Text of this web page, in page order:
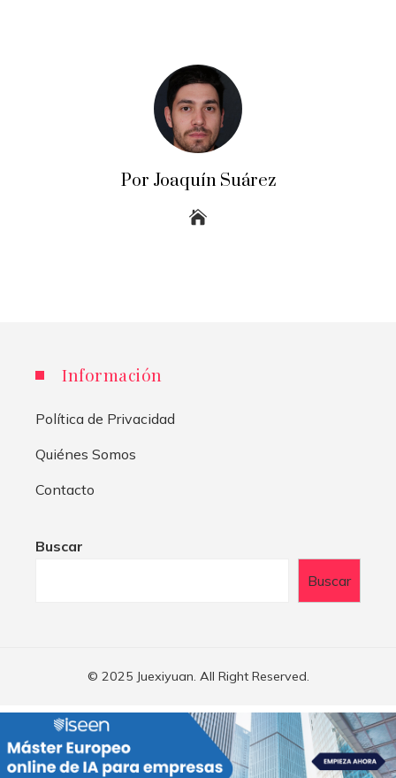
Por Joaquín Suárez
Información
Política de Privacidad
Quiénes Somos
Contacto
Buscar
Buscar
© 2025 Juexiyuan. All Right Reserved.